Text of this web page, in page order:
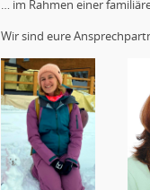
… im Rahmen einer
Wir sind eure